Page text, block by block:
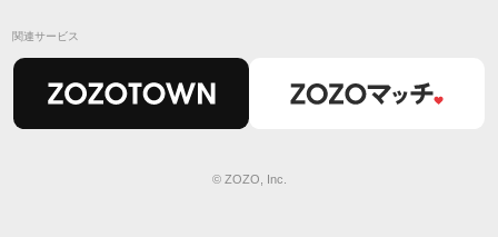
関連サービス
© ZOZO, Inc.